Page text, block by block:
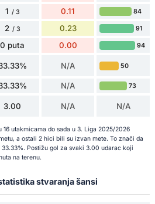
1 / 3 0.11 84
2 / 3 0.23 91
0 puta 0.00 94
N/A 50
N/A 73
3.00 N/A N/A
16 utakmicama do sada u 3. Liga 2025/2026
a ostali 2 hici bili su izvan mete. To znači da
Postižu gol za svaki 3.00 udarac koji
na terenu.
stvaranja šansi